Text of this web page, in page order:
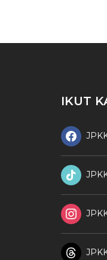
IKUT